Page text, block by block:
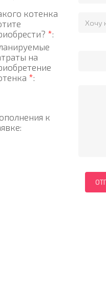
котенка
*:
на
*:
к